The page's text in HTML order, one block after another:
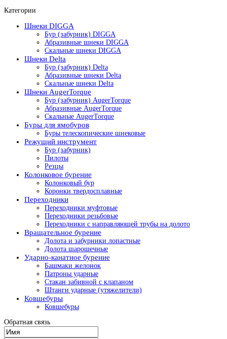
Категории
Шнеки DIGGA
Бур (забурник) DIGGA
Абразивные шнеки DIGGA
Скальные шнеки DIGGA
Шнеки Delta
Бур (забурник) Delta
Абразивные шнеки Delta
Скальные шнеки Delta
Шнеки AugerTorque
Бур (забурник) AugerTorque
Абразивные AugerTorque
Скальные AugerTorque
Буры для ямобуров
Буры телескопические шнековые
Режущий инструмент
Бур (забурник)
Пилоты
Резцы
Колонковое бурение
Колонковый бур
Коронки твердосплавные
Переходники
Переходники муфтовые
Переходники резьбовые
Переходники с направляющей трубы на долото
Вращательное бурение
Долота и забурники лопастные
Долота шарошечные
Ударно-канатное бурение
Башмаки желонок
Патроны ударные
Стакан забивной с клапаном
Штанги ударные (утяжелители)
Ковшебуры
Ковшебуры
Обратная связь